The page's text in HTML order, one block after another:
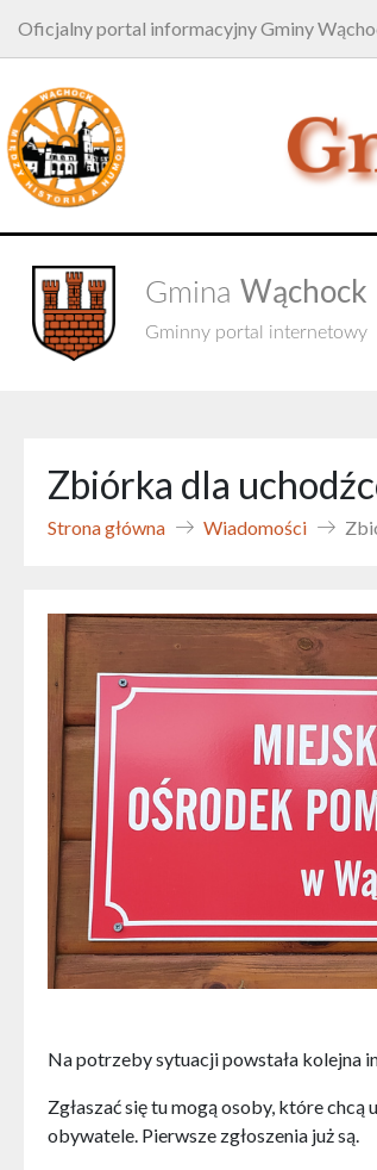
Oficjalny portal informacyjny Gminy
Gmina Wąchock
Gminny portal internetowy
Zbiórka dla
Strona główna Wiadomości
Na potrzeby sytuacji powstała kolejna
Zgłaszać się tu mogą osoby, które
obywatele. Pierwsze zgłoszenia już są.